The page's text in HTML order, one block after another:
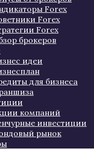
Forex
Forex
Forex
брокеров
идеи
для бизнеса
компаний
инвестиции
рынок